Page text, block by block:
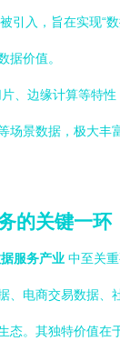
引入，旨在实现“
据价值。
片、边缘计算等特
场景数据，极大丰
的关键一环
服务产业 中至关
、电商交易数据、
态。其独特价值在